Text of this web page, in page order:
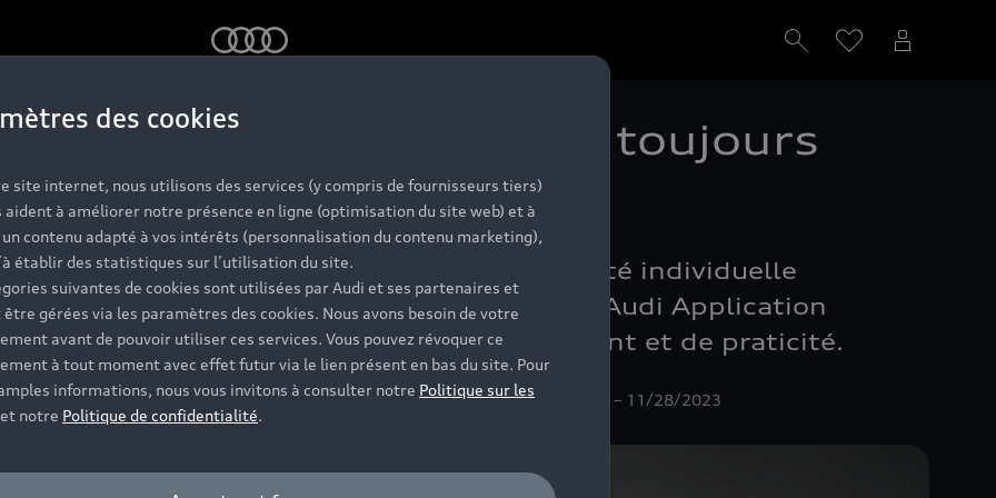
Application Store : vers toujours
plus de connectivité
fonctionnalités qui rendent la mobilité individuelle
Eckardt, experte en équipement, le nouvel Audi Application
combinaison de flexibilité, de divertissement et de praticité.
: Nadia Riaz-Ahmed – Photo : Mathieu Bonnevie – Film: REBEL Media GmbH – 11/28/2023
des cookies
site internet, nous utilisons des services (y compris de fournisseurs tiers)
aident à améliorer notre présence en ligne (optimisation du site web) et à
contenu adapté à vos intérêts (personnalisation du contenu marketing),
établir des statistiques sur l’utilisation du site.
suivantes de cookies sont utilisées par Audi et ses partenaires et
être gérées via les paramètres des cookies. Nous avons besoin de votre
avant de pouvoir utiliser ces services. Vous pouvez révoquer ce
à tout moment avec effet futur via le lien présent en bas du site. Pour
informations, nous vous invitons à consulter notre Politique sur les
et notre Politique de confidentialité.